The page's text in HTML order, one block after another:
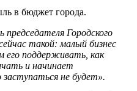
в бюджет города.
председателя Городского
такой: малый бизнес
его поддерживать, как
и начинает
не будет».